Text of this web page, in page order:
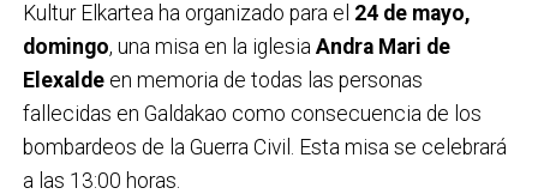
Kultur Elkartea ha organizado para el 24 de mayo,
domingo, una misa en la iglesia Andra Mari de
Elexaldeen memoria de todas las personas
fallecidas en Galdakao como consecuencia de los
bombardeos de la Guerra Civil. Esta misa se celebrará
a las 13:00 horas.